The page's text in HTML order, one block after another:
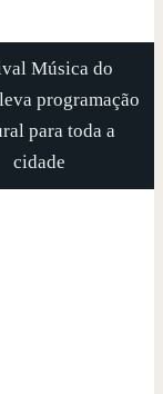
Música do
programação
para toda a
cidade